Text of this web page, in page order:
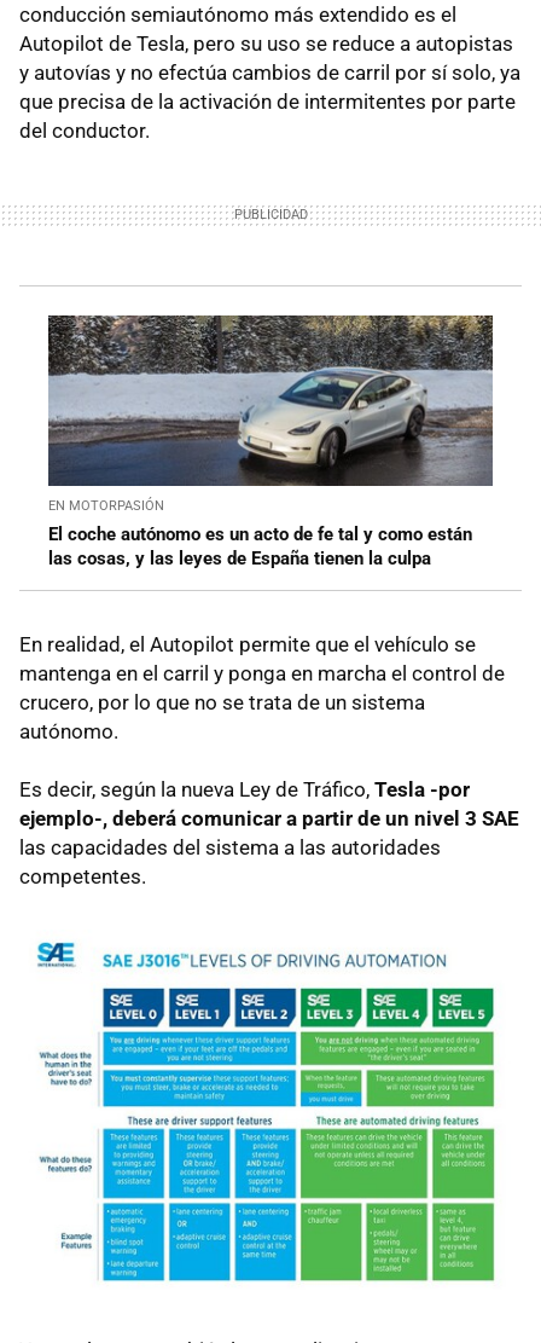
conducción semiautónomo más extendido es el
Autopilot de Tesla, pero su uso se reduce a autopistas
y autovías y no efectúa cambios de carril por sí solo, ya
que precisa de la activación de intermitentes por parte
del conductor.
EN MOTORPASIÓN
El coche autónomo es un acto de fe tal y como están
las cosas, y las leyes de España tienen la culpa
En realidad, el Autopilot permite que el vehículo se
mantenga en el carril y ponga en marcha el control de
crucero, por lo que no se trata de un sistema
autónomo.
Es decir, según la nueva Ley de Tráfico, Tesla -por
ejemplo-, deberá comunicar a partir de un nivel 3 SAE
las capacidades del sistema a las autoridades
competentes.